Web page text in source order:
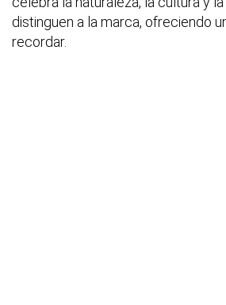
distinguen a la marca, ofreciendo
recordar.